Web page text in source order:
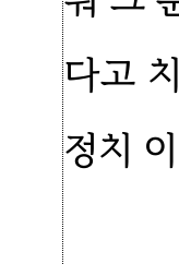
다고
정치